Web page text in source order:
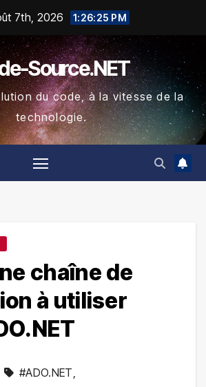
7th, 2026 1:26:26 PM
Source.NET
du code, à la vitesse de la
technologie.
chaîne de
à utiliser
#ADO.NET,